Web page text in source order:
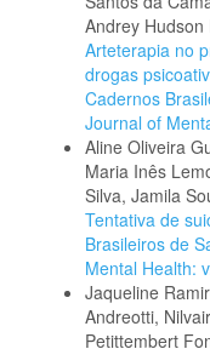
Andrey
Arteterapia no
drogas
Cadernos
Journal of
Aline Oliveira
Maria Inês
Silva, Jamila
Tentativa de
Brasileiros de
Mental Health:
Jaqueline
Andreotti,
Petittembert